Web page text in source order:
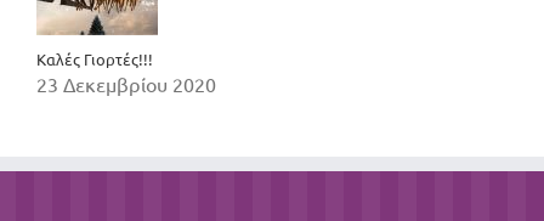
Καλές Γιορτές!!!
23 Δεκεμβρίου 2020